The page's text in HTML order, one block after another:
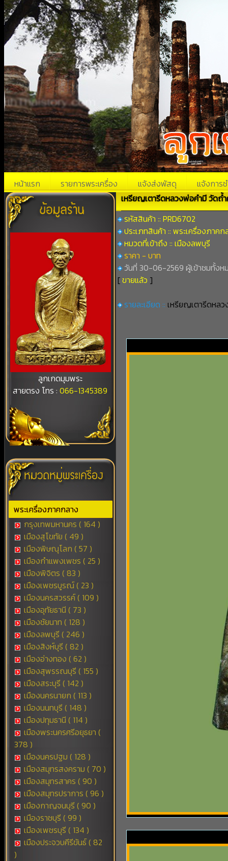
หน้าแรก รายการพระเครื่อง แจ้งส่งพัสดุ แจ้งการช
ลูกเกดมุมพระ
สายตรง โทร :066-1345389
พระเครื่องภาคกลาง
กรุงเทพมหานคร ( 164 )
เมืองสุโขทัย ( 49 )
เมืองพิษณุโลก ( 57 )
เมืองกำแพงเพชร ( 25 )
เมืองพิจิตร ( 83 )
เมืองเพชรบูรณ์ ( 23 )
เมืองนครสวรรค์ ( 109 )
เมืองอุทัยธานี ( 73 )
เมืองชัยนาท ( 128 )
เมืองลพบุรี ( 246 )
เมืองสิงห์บุรี ( 82 )
เมืองอ่างทอง ( 62 )
เมืองสุพรรณบุรี ( 155 )
เมืองสระบุรี ( 142 )
เมืองนครนายก ( 113 )
เมืองนนทบุรี ( 148 )
เมืองปทุมธานี ( 114 )
เมืองพระนครศรีอยุธยา (
378 )
เมืองนครปฐม ( 128 )
เมืองสมุทรสงคราม ( 70 )
เมืองสมุทรสาคร ( 90 )
เมืองสมุทรปราการ ( 96 )
เมืองกาญจนบุรี ( 90 )
เมืองราชบุรี ( 99 )
เมืองเพชรบุรี ( 134 )
เมืองประจวบคีรีขันธ์ ( 82
)
เหรียญเตารีดหลวงพ่อคำมี วัดถ้
รหัสสินค้า :: PRD6702
ประเภทสินค้า :: พระเครื่องภาคก
หมวดที่เข้าถึง :: เมืองลพบุรี
ราคา - บาท
วันที่ 30-06-2569 ผู้เข้าชมทั้งห
[ขายแล้ว ]
รายละเอียด :: เหรียญเตารีดหล